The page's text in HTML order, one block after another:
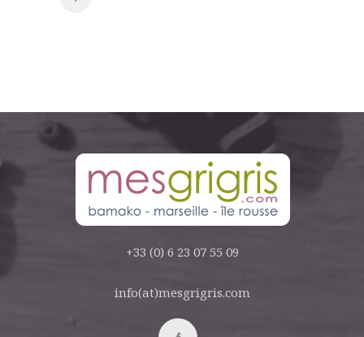
+33 (0) 6 23 07 55 09
info(at)mesgrigris.com